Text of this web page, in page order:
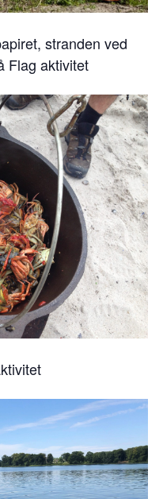
stranden ved
Flag aktivitet